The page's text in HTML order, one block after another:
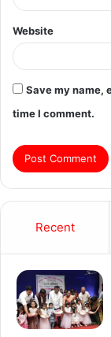
Website
Save my name,
time I comment.
Recent